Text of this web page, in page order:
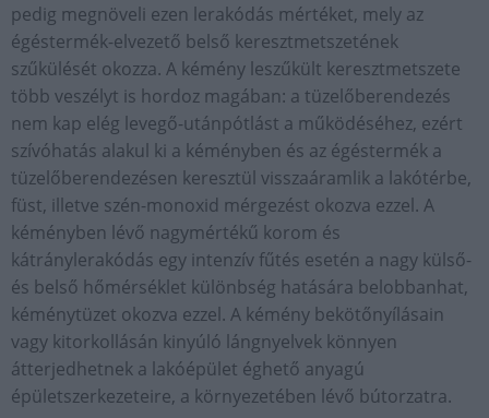
pedig megnöveli ezen lerakódás mértéket, mely az
égéstermék-elvezető belső keresztmetszetének
szűkülését okozza. A kémény leszűkült keresztmetszete
több veszélyt is hordoz magában: a tüzelőberendezés
nem kap elég levegő-utánpótlást a működéséhez, ezért
szívóhatás alakul ki a kéményben és az égéstermék a
tüzelőberendezésen keresztül visszaáramlik a lakótérbe,
füst, illetve szén-monoxid mérgezést okozva ezzel. A
kéményben lévő nagymértékű korom és
kátránylerakódás egy intenzív fűtés esetén a nagy külső-
és belső hőmérséklet különbség hatására belobbanhat,
kéménytüzet okozva ezzel. A kémény bekötőnyílásain
vagy kitorkollásán kinyúló lángnyelvek könnyen
átterjedhetnek a lakóépület éghető anyagú
épületszerkezeteire, a környezetében lévő bútorzatra.